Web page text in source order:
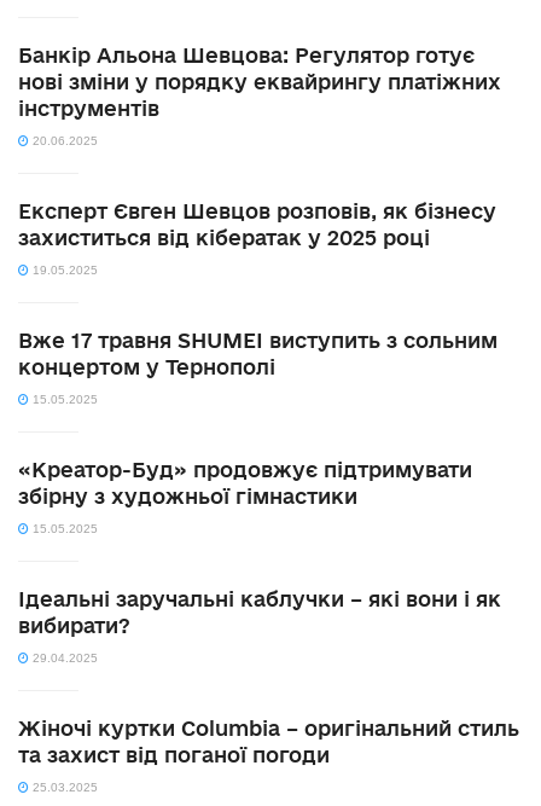
Банкір Альона Шевцова: Регулятор готує
нові зміни у порядку еквайрингу платіжних
інструментів
20.06.2025
Експерт Євген Шевцов розповів, як бізнесу
захиститься від кібератак у 2025 році
19.05.2025
Вже 17 травня SHUMEI виступить з сольним
концертом у Тернополі
15.05.2025
«Креатор-Буд» продовжує підтримувати
збірну з художньої гімнастики
15.05.2025
Ідеальні заручальні каблучки – які вони і як
вибирати?
29.04.2025
Жіночі куртки Columbia – оригінальний стиль
та захист від поганої погоди
25.03.2025